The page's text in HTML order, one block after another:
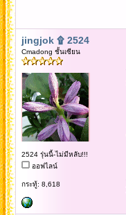
jingjok ۩ 2524
Cmadong ชั้นเซียน
2524 รุ่นนี้-ไม่มีหลับ!!!
ออฟไลน์
กระทู้: 8,618